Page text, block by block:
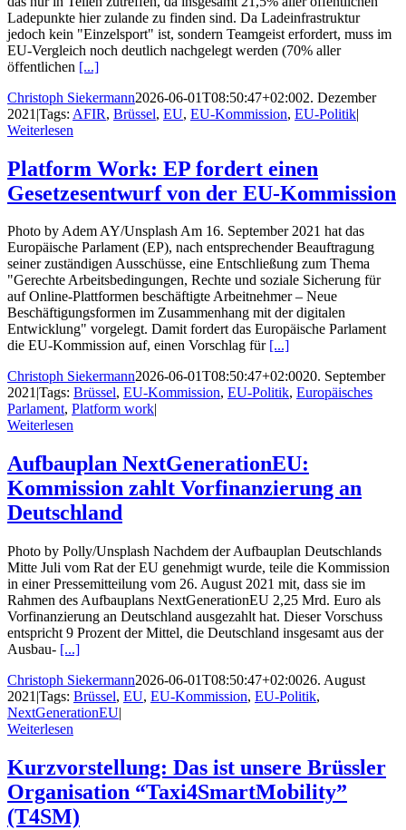
Ladepunkte hier zulande zu finden sind. Da Ladeinfrastruktur
jedoch kein "Einzelsport" ist, sondern Teamgeist erfordert, muss im
EU-Vergleich noch deutlich nachgelegt werden (70% aller
öffentlichen [...]
Christoph Siekermann2026-06-01T08:50:47+02:002. Dezember
2021 |Tags: AFIR, Brüssel, EU, EU-Kommission, EU-Politik|
Weiterlesen
Platform Work: EP fordert einen
Gesetzesentwurf von der EU-Kommission
Photo by Adem AY/Unsplash Am 16. September 2021 hat das
Europäische Parlament (EP), nach entsprechender Beauftragung
seiner zuständigen Ausschüsse, eine Entschließung zum Thema
"Gerechte Arbeitsbedingungen, Rechte und soziale Sicherung für
auf Online-Plattformen beschäftigte Arbeitnehmer – Neue
Beschäftigungsformen im Zusammenhang mit der digitalen
Entwicklung" vorgelegt. Damit fordert das Europäische Parlament
die EU-Kommission auf, einen Vorschlag für [...]
Christoph Siekermann2026-06-01T08:50:47+02:0020. September
2021|Tags: Brüssel, EU-Kommission, EU-Politik, Europäisches
Parlament, Platform work|
Weiterlesen
Aufbauplan NextGenerationEU:
Kommission zahlt Vorfinanzierung an
Deutschland
Photo by Polly/Unsplash Nachdem der Aufbauplan Deutschlands
Mitte Juli vom Rat der EU genehmigt wurde, teile die Kommission
in einer Pressemitteilung vom 26. August 2021 mit, dass sie im
Rahmen des Aufbauplans NextGenerationEU 2,25 Mrd. Euro als
Vorfinanzierung an Deutschland ausgezahlt hat. Dieser Vorschuss
entspricht 9 Prozent der Mittel, die Deutschland insgesamt aus der
Ausbau- [...]
Christoph Siekermann2026-06-01T08:50:47+02:0026. August
2021 |Tags: Brüssel, EU, EU-Kommission, EU-Politik,
NextGenerationEU|
Weiterlesen
Kurzvorstellung: Das ist unsere Brüssler
Organisation “Taxi4SmartMobility”
(T4SM)